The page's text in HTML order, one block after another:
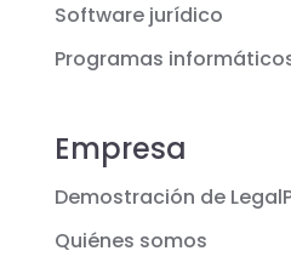
Software jurídico
Programas
Empresa
Demostración de
Quiénes somos